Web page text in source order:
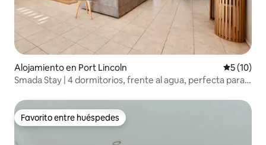
Alojamiento en Port Lincoln
5 (10)
Smada Stay | 4 dormitorios, frente al agua, perfecta para
Favorito entre huéspedes
Favorito entre huéspedes